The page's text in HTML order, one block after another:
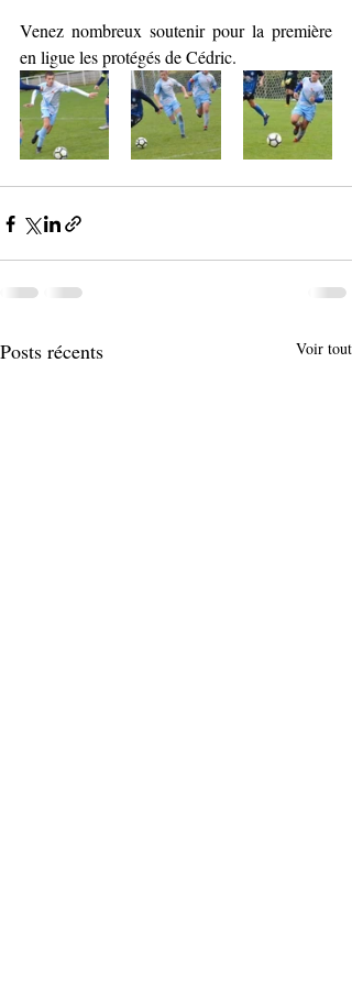
Venez nombreux soutenir pour la première
en ligue les protégés de Cédric.
Posts récents Voir tout